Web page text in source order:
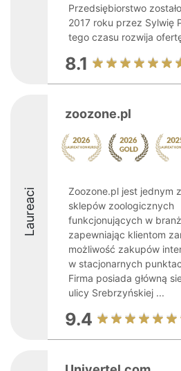
Przedsiębiorstwo
2017 roku przez Sylwię
tego czasu rozwija
8.1
Laureaci
zoozone.pl
Zoozone.pl jest jednym
sklepów zoologicznych
funkcjonujących w
zapewniając klientom
możliwość zakupów
w stacjonarnych
Firma posiada główną
ulicy Srebrzyńskiej ...
9.4